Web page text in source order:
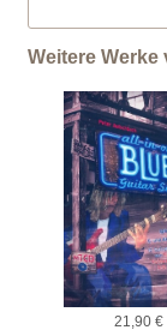
Weitere
21,90 €